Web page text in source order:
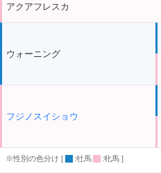
アクアフレスカ
ウォーニング
フジノスイショウ
※性別の色分け [ :牡馬 :牝馬 ]